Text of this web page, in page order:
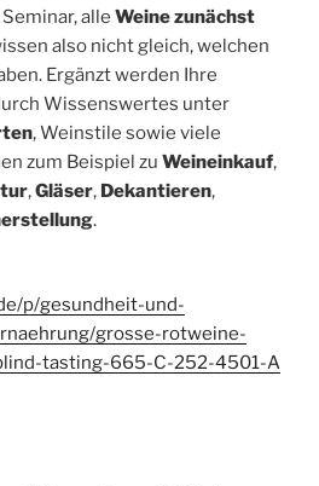
alle Weine zunächst
also nicht gleich, welchen
Ergänzt werden Ihre
Wissenswertes unter
, Weinstile sowie viele
zum Beispiel zu Weineinkauf,
,Gläser, Dekantieren,
.
p/gesundheit-und-
grosse-rotweine-
tasting-665-C-252-4501-A